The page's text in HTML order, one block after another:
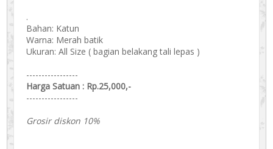
.
Bahan: Katun
Warna: Merah batik
Ukuran: All Size ( bagian belakang tali lepas )
-----------------
Harga Satuan : Rp.25,000,-
-----------------
Grosir diskon 10%